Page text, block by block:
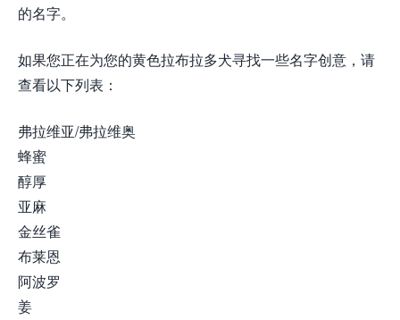
的名字。
如果您正在为您的黄色拉布拉多犬寻找一些名字创意，请
查看以下列表：
弗拉维亚/弗拉维奥
蜂蜜
醇厚
亚麻
金丝雀
布莱恩
阿波罗
姜